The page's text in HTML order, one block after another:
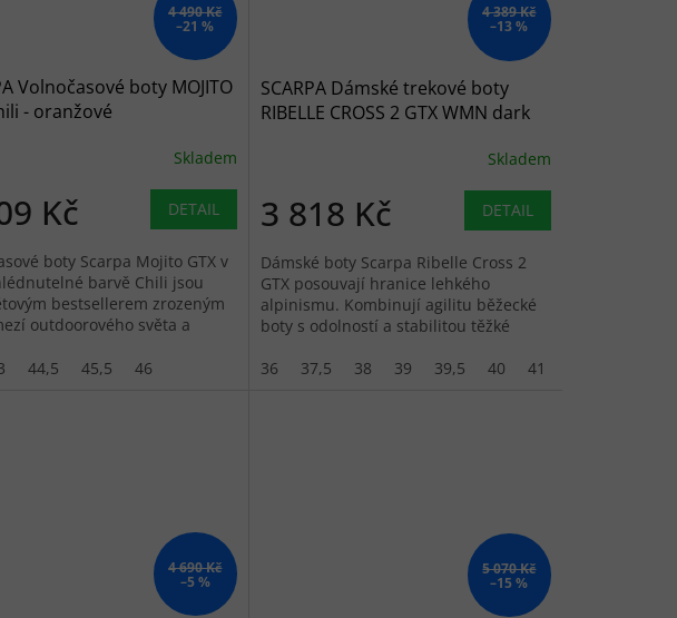
43
4 490 Kč
–21 %
Volnočasové boty MOJITO
- oranžové
Skladem
Kč DETAIL
boty Scarpa Mojito GTX v
barvě Chili jsou
bestsellerem zrozeným
outdoorového světa a
44,5 45,5 46
4 389 Kč
–13 %
SCARPA Dámské trekové boty
RIBELLE CROSS 2 GTX WMN dark
Skladem
3 818 Kč DETAIL
Dámské boty Scarpa Ribelle Cross 2
GTX posouvají hranice lehkého
alpinismu. Kombinují agilitu běžecké
boty s odolností a stabilitou těžké
36
37,5 38 39 39,5 40 41
4 690 Kč
–5 %
5 070 Kč
–15 %